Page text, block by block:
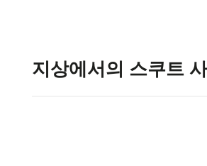
지상에서의 스쿠트